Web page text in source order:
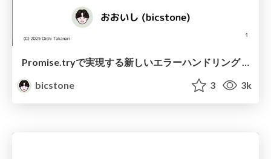
Promise.tryで実現する新しいエラーハンドリング New error handling with Promise try
bicstone
3 3k